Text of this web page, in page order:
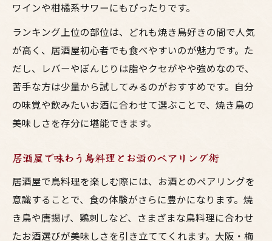
ワインや柑橘系サワーにもぴったりです。
ランキング上位の部位は、どれも焼き鳥好きの間で人気
が高く、居酒屋初心者でも食べやすいのが魅力です。た
だし、レバーやぼんじりは脂やクセがやや強めなので、
苦手な方は少量から試してみるのがおすすめです。自分
の味覚や飲みたいお酒に合わせて選ぶことで、焼き鳥の
美味しさを存分に堪能できます。
居酒屋で味わう鳥料理とお酒のペアリング術
居酒屋で鳥料理を楽しむ際には、お酒とのペアリングを
意識することで、食の体験がさらに豊かになります。焼
き鳥や唐揚げ、鶏刺しなど、さまざまな鳥料理に合わせ
たお酒選びが美味しさを引き立ててくれます。大阪・梅